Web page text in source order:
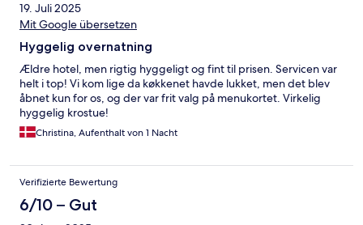
19. Juli 2025
Mit Google übersetzen
Hyggelig overnatning
Ældre hotel, men rigtig hyggeligt og fint til prisen. Servicen var
helt i top! Vi kom lige da køkkenet havde lukket, men det blev
åbnet kun for os, og der var frit valg på menukortet. Virkelig
hyggelig krostue!
Christina, Aufenthalt von 1 Nacht
Verifizierte Bewertung
6/10 – Gut